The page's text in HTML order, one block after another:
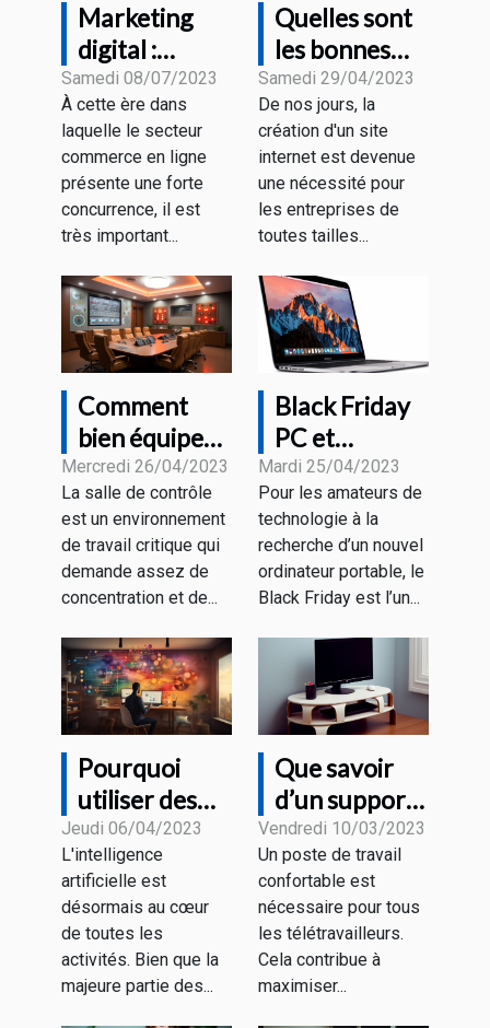
Marketing
digital :
comment
accroître sa
visibilité
grâce aux
différentes
stratégies ?
Samedi 08/07/2023
À cette ère dans
laquelle le secteur
commerce en ligne
présente une forte
concurrence, il est
très important...
Quelles sont
les bonnes
pratiques
pour créer un
site web
rentable ?
Samedi 29/04/2023
De nos jours, la
création d'un site
internet est devenue
une nécessité pour
les entreprises de
toutes tailles...
Comment
bien équiper
une salle de
contrôle pour
un bon
rendement ?
Mercredi 26/04/2023
La salle de contrôle
est un environnement
de travail critique qui
demande assez de
concentration et de...
Black Friday
PC et
MacBook : à
quoi
s’attendre
comme
promotions ?
Mardi 25/04/2023
Pour les amateurs de
technologie à la
recherche d’un nouvel
ordinateur portable, le
Black Friday est l’un...
Pourquoi
utiliser des
outils de
rédaction IA ?
Jeudi 06/04/2023
L'intelligence
artificielle est
désormais au cœur
de toutes les
activités. Bien que la
majeure partie des...
Que savoir
d’un support
pour un écran
PC ?
Vendredi 10/03/2023
Un poste de travail
confortable est
nécessaire pour tous
les télétravailleurs.
Cela contribue à
maximiser...